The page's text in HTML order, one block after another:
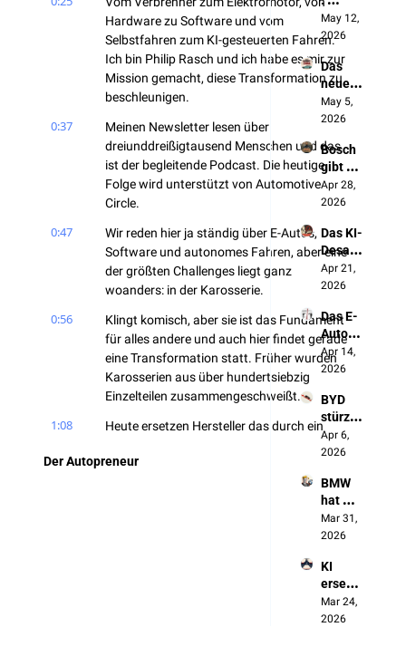
Hardware zu Software und vom
Selbstfahren zum KI-gesteuerten Fahren.
Ich bin Philip Rasch und ich habe es mir zur
Mission gemacht, diese Transformation zu
beschleunigen.
0:37
Meinen Newsletter lesen über
dreiunddreißigtausend Menschen und das
ist der begleitende Podcast. Die heutige
Folge wird unterstützt von Automotive
Circle.
0:47
Wir reden hier ja ständig über E-Autos,
Software und autonomes Fahren, aber eine
der größten Challenges liegt ganz
woanders: in der Karosserie.
0:56
Klingt komisch, aber sie ist das Fundament
für alles andere und auch hier findet gerade
eine Transformation statt. Früher wurden
Karosserien aus über hundertsiebzig
Einzelteilen zusammengeschweißt.
1:08
Heute ersetzen Hersteller das durch ein
einzelnes Gussteil. Das Ganze nennt sich
Mega Casting und das ist nur eines von
vielen Beispielen. Das Problem: Jeder
Oktober in Bad Nauheim bei der Euro Car
Der Autopreneur
Jetzt
bauen
sie
unsere
Autos
„Wenn
sich
ändert,
werde
n wir
NICHT
überle
ben"
May 12,
2026
Das
neue
Made
in
ny
entste
ht in
China
May 5,
2026
Bosch
gibt
Deutsc
hland
(und
keiner
redet
darübe
Apr 28,
2026
Das KI-
Desast
er der
Autoin
Apr 21,
2026
Das E-
Auto
zerstör
t Made
Germa
ny
Apr 14,
2026
BYD
stürzt
ab.
Und
das ist
Chinas
Plan
Apr 6,
2026
BMW
hat
2025
gewon
Aus
Verseh
en
Mar 31,
2026
KI
ersetzt
die
Manag
Mar 24,
2026